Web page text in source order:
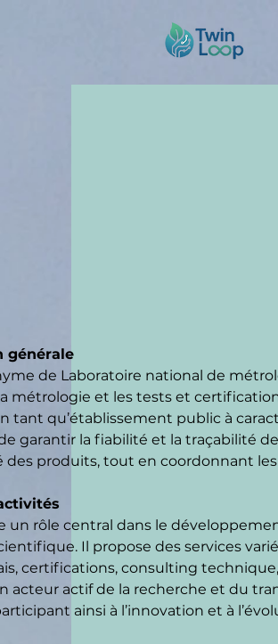
générale
de Laboratoire national de
métrologie et les tests et
tant qu’établissement public à
garantir la fiabilité et la traçabilité
des produits, tout en coordonnant
un rôle central dans le
Il propose des services
certifications, consulting
acteur actif de la recherche et du
ainsi à l’innovation et à